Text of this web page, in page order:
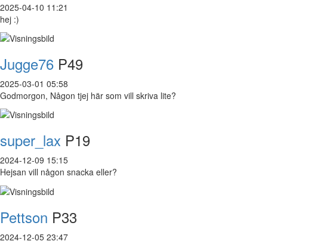
2025-04-10 11:21
hej :)
Jugge76 P49
2025-03-01 05:58
Godmorgon, Någon tjej här som vill skriva lite?
super_lax P19
2024-12-09 15:15
Hejsan vill någon snacka eller?
Pettson P33
2024-12-05 23:47